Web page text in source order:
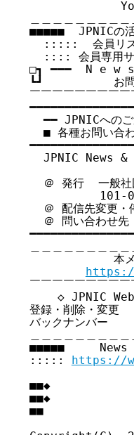
■■■■■  JPNICの活
:::::  会員リ
:::: 会員専用
□┓ ━━━  N e w s
┗┛          お問
￣￣￣￣￣￣￣￣
━━ JPNICへのご
■ 各種お問い合わ
JPNIC News &
＠ 発行  一般社
101-
＠ 配信先変更・
  ＠ 問い合わせ先
本メ
￣￣￣￣￣￣￣￣
◇ JPNIC Web
登録・削除・変更
バックナンバ
■■■■■     News &
::::: https://
■■◆
■■◆
■■